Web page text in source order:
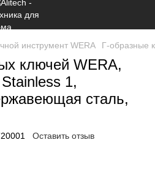
инструмент WERA Г-образные
ключей WERA,
1,
сталь,
Оставить отзыв